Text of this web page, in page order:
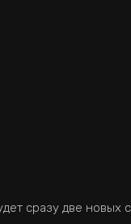
сразу две новых